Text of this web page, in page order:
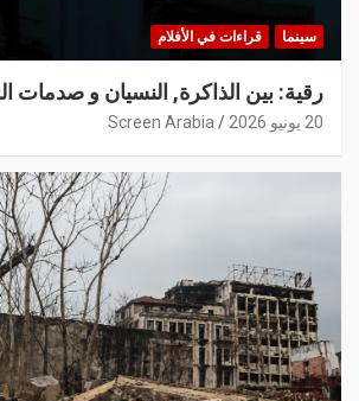
سينما قراءات في الأفلام
رقية: بين الذاكرة, النسيان و صدمات
20 يونيو 2026 Screen Arabia